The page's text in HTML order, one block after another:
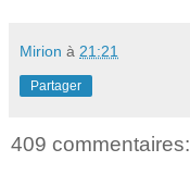
Mirion à 21:21
Partager
409 commentaires: